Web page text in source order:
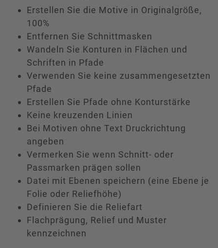
Erstellen Sie die Motive in Originalgröße,
100%
Entfernen Sie Schnittmasken
Wandeln Sie Konturen in Flächen und
Schriften in Pfade
Verwenden Sie keine zusammengesetzten
Pfade
Erstellen Sie Pfade ohne Konturstärke
Keine kreuzenden Linien
Bei Motiven ohne Text Druckrichtung
angeben
Vermerken Sie wenn Schnitt- oder
Passmarken prägen sollen
Datei mit Ebenen speichern (eine Ebene je
Folie oder Reliefhöhe)
Definieren Sie die Reliefart
Flachprägung, Relief und Muster
kennzeichnen